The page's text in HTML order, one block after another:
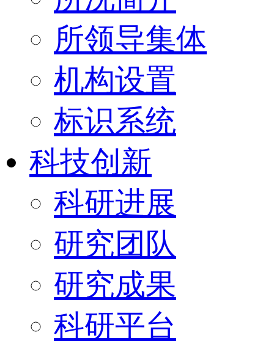
所领导集体
机构设置
标识系统
科技创新
科研进展
研究团队
研究成果
科研平台